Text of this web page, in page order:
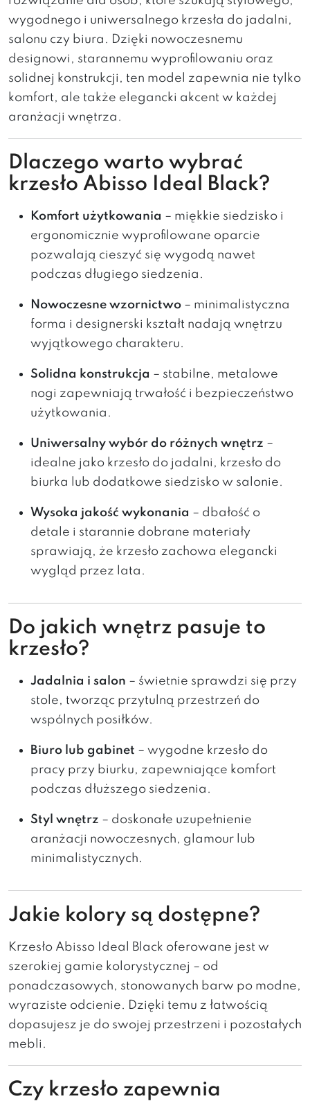
wygodnego i uniwersalnego krzesła do jadalni,
salonu czy biura. Dzięki nowoczesnemu
designowi, starannemu wyprofilowaniu oraz
solidnej konstrukcji, ten model zapewnia nie tylko
komfort, ale także elegancki akcent w każdej
aranżacji wnętrza.
Dlaczego warto wybrać
krzesło Abisso Ideal Black?
Komfort użytkowania – miękkie siedzisko i
ergonomicznie wyprofilowane oparcie
pozwalają cieszyć się wygodą nawet
podczas długiego siedzenia.
Nowoczesne wzornictwo – minimalistyczna
forma i designerski kształt nadają wnętrzu
wyjątkowego charakteru.
Solidna konstrukcja – stabilne, metalowe
nogi zapewniają trwałość i bezpieczeństwo
użytkowania.
Uniwersalny wybór do różnych wnętrz –
idealne jako krzesło do jadalni, krzesło do
biurka lub dodatkowe siedzisko w salonie.
Wysoka jakość wykonania – dbałość o
detale i starannie dobrane materiały
sprawiają, że krzesło zachowa elegancki
wygląd przez lata.
Do jakich wnętrz pasuje to
krzesło?
Jadalnia i salon – świetnie sprawdzi się przy
stole, tworząc przytulną przestrzeń do
wspólnych posiłków.
Biuro lub gabinet – wygodne krzesło do
pracy przy biurku, zapewniające komfort
podczas dłuższego siedzenia.
Styl wnętrz – doskonałe uzupełnienie
aranżacji nowoczesnych, glamour lub
minimalistycznych.
Jakie kolory są dostępne?
Krzesło Abisso Ideal Black oferowane jest w
szerokiej gamie kolorystycznej – od
ponadczasowych, stonowanych barw po modne,
wyraziste odcienie. Dzięki temu z łatwością
dopasujesz je do swojej przestrzeni i pozostałych
mebli.
Czy krzesło zapewnia